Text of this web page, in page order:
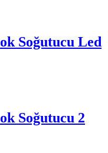
Soğutucu Led
Soğutucu 2